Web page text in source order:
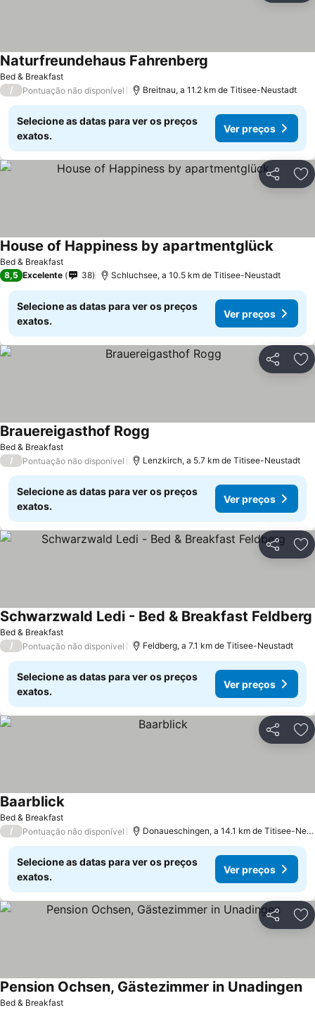
Bed & Breakfast
Naturfreundehaus Fahrenberg
/ Pontuação não disponível Breitnau, a 11.2 km de Titisee-Neustadt
Selecione as datas para ver os preços
exatos.
Ver preços
Partilhar
Bed & Breakfast
House of Happiness by apartmentglück
8,5 Excelente 38 Schluchsee, a 10.5 km de Titisee-Neustadt
Selecione as datas para ver os preços
exatos.
Ver preços
Partilhar
Bed & Breakfast
Brauereigasthof Rogg
/ Pontuação não disponível Lenzkirch, a 5.7 km de Titisee-Neustadt
Selecione as datas para ver os preços
exatos.
Ver preços
Partilhar
Bed & Breakfast
Schwarzwald Ledi - Bed & Breakfast Feldberg
/ Pontuação não disponível Feldberg, a 7.1 km de Titisee-Neustadt
Selecione as datas para ver os preços
exatos.
Ver preços
Partilhar
Bed & Breakfast
Baarblick
/ Pontuação não disponível Donaueschingen, a 14.1 km de Titisee-Neustadt
Selecione as datas para ver os preços
exatos.
Ver preços
Partilhar
Bed & Breakfast
Pension Ochsen, Gästezimmer in Unadingen